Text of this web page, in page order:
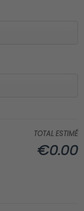
TOTAL ESTIMÉ
€0.00